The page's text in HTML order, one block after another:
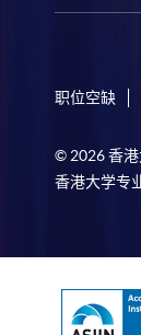
职位空缺
© 2026 香
香港大学专